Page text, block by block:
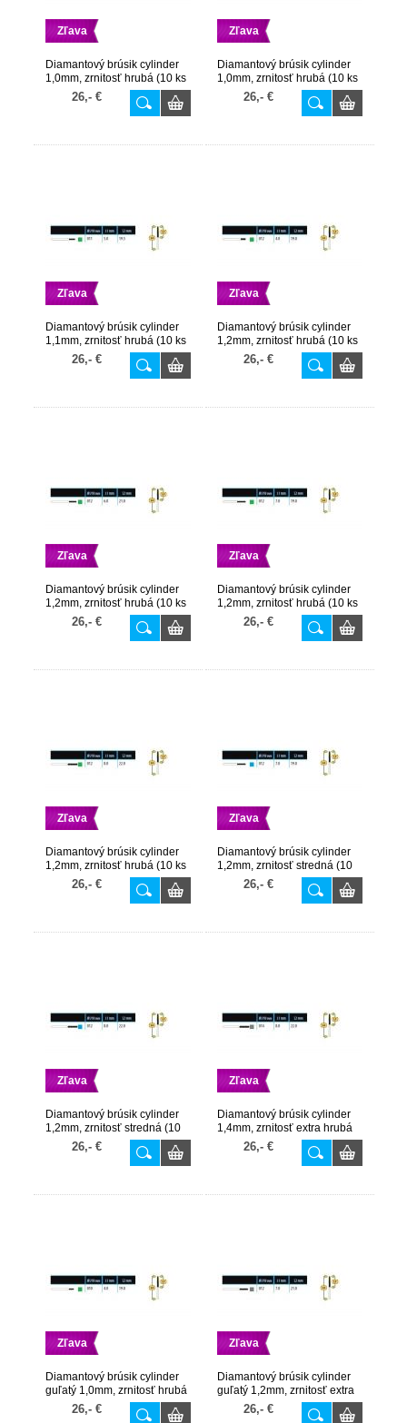
Zľava
Diamantový brúsik cylinder
1,0mm, zrnitosť hrubá (10 ks
v balení)26,- €
Zľava
Diamantový brúsik cylinder
1,0mm, zrnitosť hrubá (10 ks
v balení)26,- €
Zľava
Diamantový brúsik cylinder
1,1mm, zrnitosť hrubá (10 ks
v balení)26,- €
Zľava
Diamantový brúsik cylinder
1,2mm, zrnitosť hrubá (10 ks
v balení)26,- €
Zľava
Diamantový brúsik cylinder
1,2mm, zrnitosť hrubá (10 ks
v balení)26,- €
Zľava
Diamantový brúsik cylinder
1,2mm, zrnitosť hrubá (10 ks
v balení)26,- €
Zľava
Diamantový brúsik cylinder
1,2mm, zrnitosť hrubá (10 ks
v balení)26,- €
Zľava
Diamantový brúsik cylinder
1,2mm, zrnitosť stredná (10
ks v balení)
26,- €
Zľava
Diamantový brúsik cylinder
1,2mm, zrnitosť stredná (10
ks v balení)
26,- €
Zľava
Diamantový brúsik cylinder
1,4mm, zrnitosť extra hrubá
(10 ks v balení)
26,- €
Zľava
Diamantový brúsik cylinder
guľatý 1,0mm, zrnitosť hrubá
(10 ks v balení)
26,- €
Zľava
Diamantový brúsik cylinder
guľatý 1,2mm, zrnitosť extra
hrubá (10 ks v balení)
26,- €